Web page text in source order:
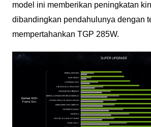
model ini memberikan peningkatan
dibandingkan pendahulunya dengan
mempertahankan TGP 285W.